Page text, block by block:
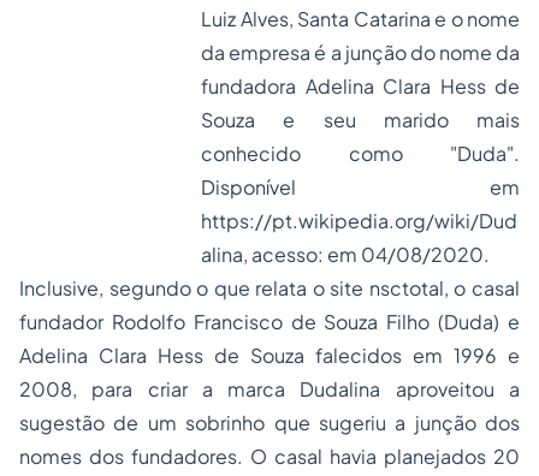
Luiz Alves, Santa Catarina e o nome
da empresa é a junção do nome da
fundadora Adelina Clara Hess de
Souza e seu marido mais
conhecido como "Duda".
Disponível em
https://pt.wikipedia.org/wiki/Dud
alina, acesso: em 04/08/2020.
Inclusive, segundo o que relata o site nsctotal, o casal
fundador Rodolfo Francisco de Souza Filho (Duda) e
Adelina Clara Hess de Souza falecidos em 1996 e
2008, para criar a marca Dudalina aproveitou a
sugestão de um sobrinho que sugeriu a junção dos
nomes dos fundadores. O casal havia planejados 20